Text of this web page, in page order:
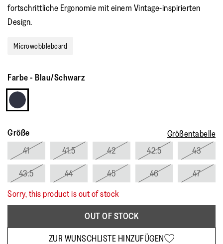
fortschrittliche Ergonomie mit einem Vintage-inspirierten
Design.
Microwobbleboard
Farbe- Blau/Schwarz
Größe
Größentabelle
41
41.5 42 42.5 43
43.5 44 45 46
47
Sorry, this product is out of stock
OUT OF STOCK
ZUR WUNSCHLISTE HINZUFÜGEN